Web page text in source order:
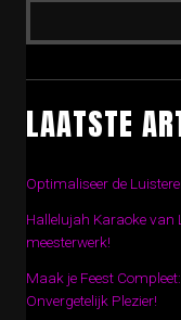
LAATSTE
Optimaliseer de
Hallelujah Karaoke van
meesterwerk!
Maak je Feest
Onvergetelijk Plezier!